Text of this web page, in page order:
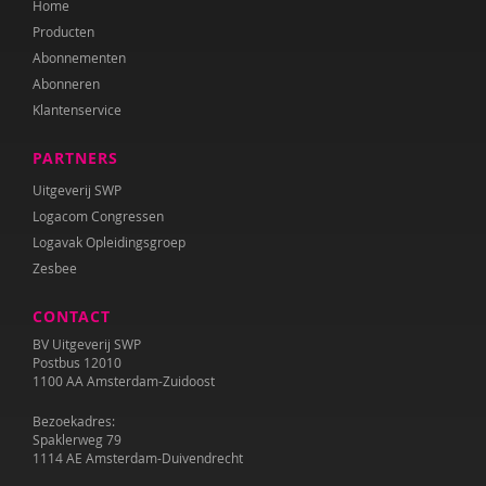
Annet Weterings
Iris Wierdsma
Merel van der Wouden
Home
Producten
Abonnementen
Abonneren
Klantenservice
PARTNERS
Uitgeverij SWP
Logacom Congressen
Logavak Opleidingsgroep
Zesbee
CONTACT
BV Uitgeverij SWP
Postbus 12010
1100 AA Amsterdam-Zuidoost
Bezoekadres:
Spaklerweg 79
1114 AE Amsterdam-Duivendrecht